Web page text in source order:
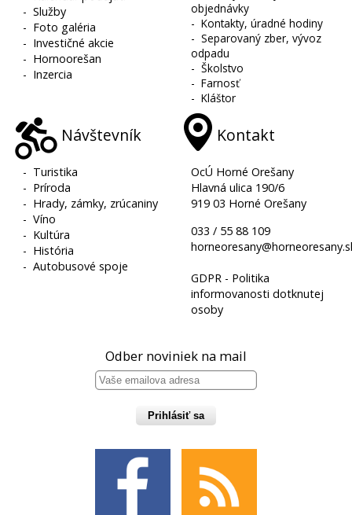
-Služby
- Foto galéria
- Investičné akcie
- Hornoorešan
- Inzercia
objednávky
-Kontakty, úradné hodiny
-Separovaný zber, vývoz
odpadu
-Školstvo
-Farnosť
-Kláštor
Návštevník
- Turistika
- Príroda
- Hrady, zámky, zrúcaniny
-Víno
- Kultúra
- História
-Autobusové spoje
Kontakt
OcÚ Horné Orešany
Hlavná ulica 190/6
919 03 Horné Orešany
033 / 55 88 109
GDPR - Politika
informovanosti dotknutej
osoby
Odber noviniek na mail
Prihlásiť sa